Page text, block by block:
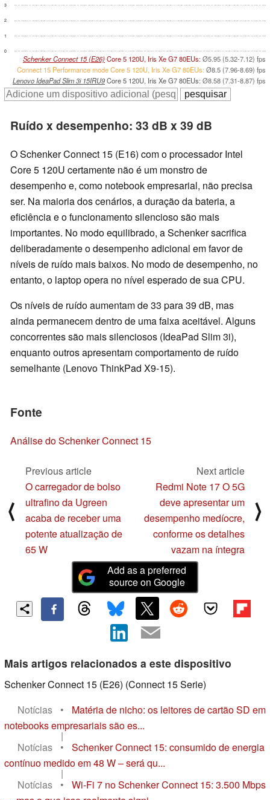
0
1
2
3
Schenker Connect 15 (E26) Core 5 120U, Iris Xe G7 80EUs:Ø5.95 (5.32-7.12) fps
Connect 15 Performance mode Core 5 120U, Iris Xe G7 80EUs:Ø8.5 (7.96-8.69) fps
Lenovo IdeaPad Slim 3i 15IRU9Core 5 120U, Iris Xe G7 80EUs: Ø8.58 (7.31-8.87) fps
Ruído x desempenho: 33 dB x 39 dB
O Schenker Connect 15 (E16) com o processador Intel
Core 5 120U certamente não é um monstro de
desempenho e, como notebook empresarial, não precisa
ser. Na maioria dos cenários, a duração da bateria, a
eficiência e o funcionamento silencioso são mais
importantes. No modo equilibrado, a Schenker sacrifica
deliberadamente o desempenho adicional em favor de
níveis de ruído mais baixos. No modo de desempenho, no
entanto, o laptop opera no nível esperado de sua CPU.
Os níveis de ruído aumentam de 33 para 39 dB, mas
ainda permanecem dentro de uma faixa aceitável. Alguns
concorrentes são mais silenciosos (IdeaPad Slim 3i),
enquanto outros apresentam comportamento de ruído
semelhante (Lenovo ThinkPad X9-15).
Fonte
Análise do Schenker Connect 15
⟨
Previous article
O carregador de bolso
ultrafino da Ugreen
acaba de receber uma
potente atualização de
65 W
Next article
Redmi Note 17 O 5G
deve apresentar um
desempenho medíocre,
conforme os detalhes
vazam na íntegra
⟩
Add as a preferred
source on Google
Mais artigos relacionados a este dispositivo
Schenker Connect 15 (E26) (Connect 15 Serie)
Notícias
•
Matéria de nicho: os leitores de cartão SD em
notebooks empresariais são es...
|
Notícias
•
Schenker Connect 15: consumido de energia
contínuo medido em 48 W – será qu...
|
Notícias
•
Wi-Fi 7 no Schenker Connect 15: 3.500 Mbps